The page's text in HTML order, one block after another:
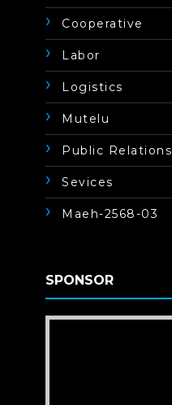
Cooperative
Labor
Logistics
Mutelu
Public Relations
Sevices
Maeh-2568-03
SPONSOR